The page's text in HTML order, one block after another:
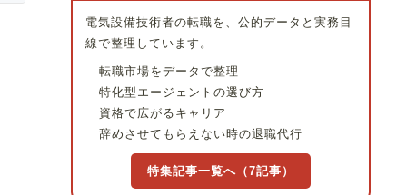
電気設備技術者の転職を、公的データと実務目
線で整理しています。
転職市場をデータで整理
特化型エージェントの選び方
資格で広がるキャリア
辞めさせてもらえない時の退職代行
特集記事一覧へ（7記事）